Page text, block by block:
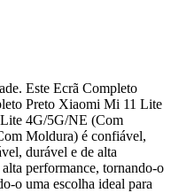
Este Ecrã Completo
Preto Xiaomi Mi 11 Lite
Lite 4G/5G/NE (Com
Moldura) é confiável,
durável e de alta
performance, tornando-o
o uma escolha ideal para